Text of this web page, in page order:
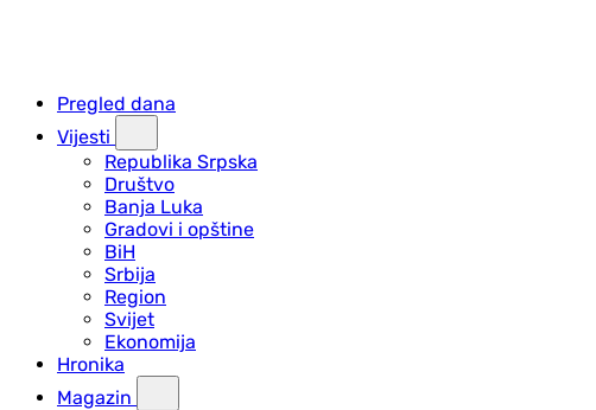
Pregled dana
Vijesti
Republika Srpska
Društvo
Banja Luka
Gradovi i opštine
BiH
Srbija
Region
Svijet
Ekonomija
Hronika
Magazin